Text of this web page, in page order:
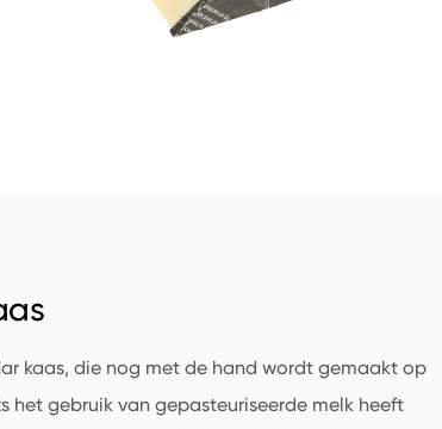
kaas, die nog met de hand wordt gemaakt op
het gebruik van gepasteuriseerde melk heeft